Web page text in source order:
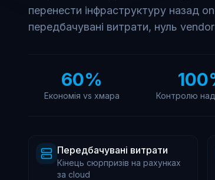
перенести інфраструктуру назад
передбачувані витрати, нуль
60%
Економія vs хмара
100
Контролю
Передбачувані витрати
Кінець сюрпризів на рахунках
за cloud